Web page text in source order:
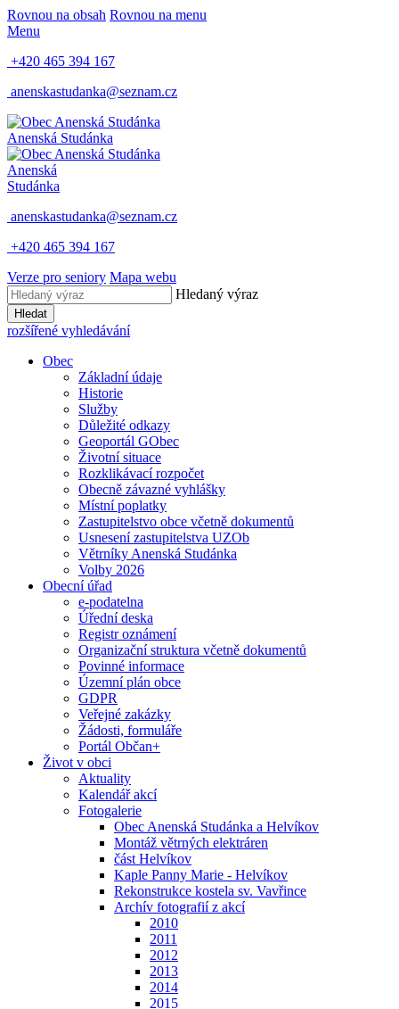
Rovnou na obsah Rovnou na menu
Menu
+420 465 394 167
anenskastudanka@seznam.cz
Anenská Studánka
Anenská
Studánka
anenskastudanka@seznam.cz
+420 465 394 167
Verze pro seniory Mapa webu
Hledaný výraz
Hledat
rozšířené vyhledávání
Obec
Základní údaje
Historie
Služby
Důležité odkazy
Geoportál GObec
Životní situace
Rozklikávací rozpočet
Obecně závazné vyhlášky
Místní poplatky
Zastupitelstvo obce včetně dokumentů
Usnesení zastupitelstva UZOb
Větrníky Anenská Studánka
Volby 2026
Obecní úřad
e-podatelna
Úřední deska
Registr oznámení
Organizační struktura včetně dokumentů
Povinné informace
Územní plán obce
GDPR
Veřejné zakázky
Žádosti, formuláře
Portál Občan+
Život v obci
Aktuality
Kalendář akcí
Fotogalerie
Obec Anenská Studánka a Helvíkov
Montáž větrných elektráren
část Helvíkov
Kaple Panny Marie - Helvíkov
Rekonstrukce kostela sv. Vavřince
Archív fotografií z akcí
2010
2011
2012
2013
2014
2015